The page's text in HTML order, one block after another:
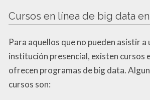
Cursos en línea de big data
Para aquellos que no pueden asistir a
institución presencial, existen cursos
ofrecen programas de big data.
cursos son: